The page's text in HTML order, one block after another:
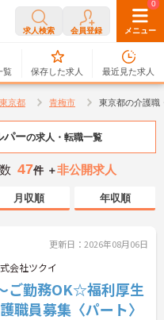
求人検索 会員登録 メニュー
覧
0
保存した求人
0
最近見た求人
東京都 青梅市 東京都の介護職
パーの求人・転職一覧
47件 ＋非公開求人
月収順 年収順
更新日：2026年08月06日
会社ツクイ
ご勤務OK☆福利厚生
職員募集〈パート〉